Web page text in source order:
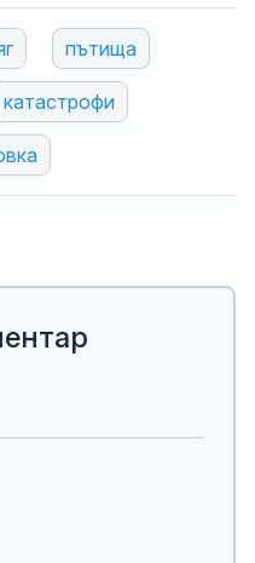
пътища
катастрофи